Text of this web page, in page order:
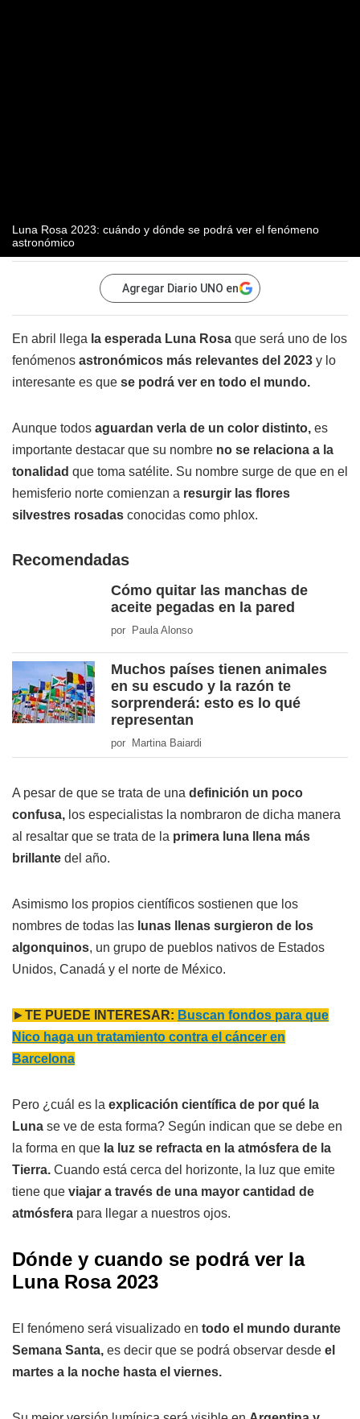
Luna Rosa 2023: cuándo y dónde se podrá ver el fenómeno
astronómico
Agregar Diario UNO en
En abril llega la esperada Luna Rosa que será uno de los
fenómenos astronómicos más relevantes del 2023 y lo
interesante es que se podrá ver en todo el mundo.
Aunque todos aguardan verla de un color distinto, es
importante destacar que su nombre no se relaciona a la
tonalidad que toma satélite. Su nombre surge de que en el
hemisferio norte comienzan a resurgir las flores
silvestres rosadas conocidas como phlox.
Recomendadas
Cómo quitar las manchas de
aceite pegadas en la pared
por Paula Alonso
Muchos países tienen animales
en su escudo y la razón te
sorprenderá: esto es lo qué
representan
por Martina Baiardi
A pesar de que se trata de una definición un poco
confusa, los especialistas la nombraron de dicha manera
al resaltar que se trata de la primera luna llena más
brillante del año.
Asimismo los propios científicos sostienen que los
nombres de todas las lunas llenas surgieron de los
algonquinos, un grupo de pueblos nativos de Estados
Unidos, Canadá y el norte de México.
►TE PUEDE INTERESAR: Buscan fondos para que
Nico haga un tratamiento contra el cáncer en
Barcelona
Pero ¿cuál es la explicación científica de por qué la
Luna se ve de esta forma? Según indican que se debe en
la forma en que la luz se refracta en la atmósfera de la
Tierra. Cuando está cerca del horizonte, la luz que emite
tiene que viajar a través de una mayor cantidad de
atmósfera para llegar a nuestros ojos.
Dónde y cuando se podrá ver la
Luna Rosa 2023
El fenómeno será visualizado en todo el mundo durante
Semana Santa, es decir que se podrá observar desde el
martes a la noche hasta el viernes.